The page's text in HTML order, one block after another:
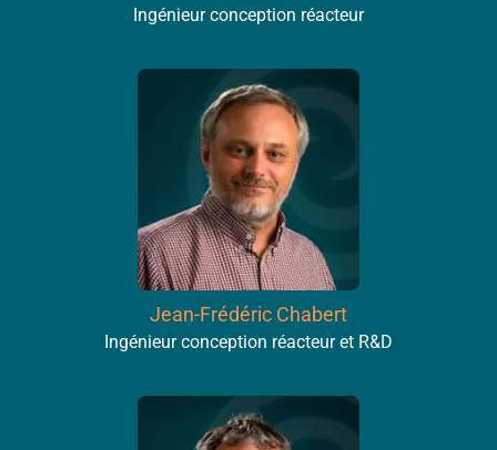
Ingénieur conception réacteur
Jean-Frédéric Chabert
Ingénieur conception réacteur et R&D